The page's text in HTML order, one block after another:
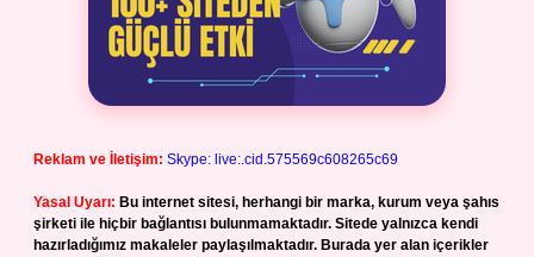
Reklam ve İletişim: Skype: live:.cid.575569c608265c69
Yasal Uyarı: Bu internet sitesi, herhangi bir marka, kurum veya şahıs
şirketi ile hiçbir bağlantısı bulunmamaktadır. Sitede yalnızca kendi
hazırladığımız makaleler paylaşılmaktadır. Burada yer alan içerikler